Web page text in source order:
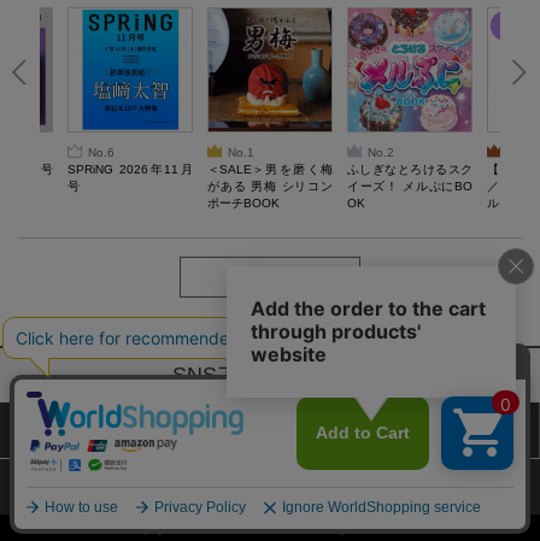
10月号
No.6
SPRiNG 2026年11月
号
No.1
＜SALE＞男を磨く梅
がある 男梅 シリコン
ポーチBOOK
No.2
ふしぎなとろけるスク
イーズ！ メルぷにBO
OK
【
／Lサ
ル）【
労回復ウ
ーネッ
ツ
SNSアカウントー覧
サイトマップ 公式通販ご利用ガイド
Copyright (c) TAKARAJIMASHA,Inc. All Rights Reserved.